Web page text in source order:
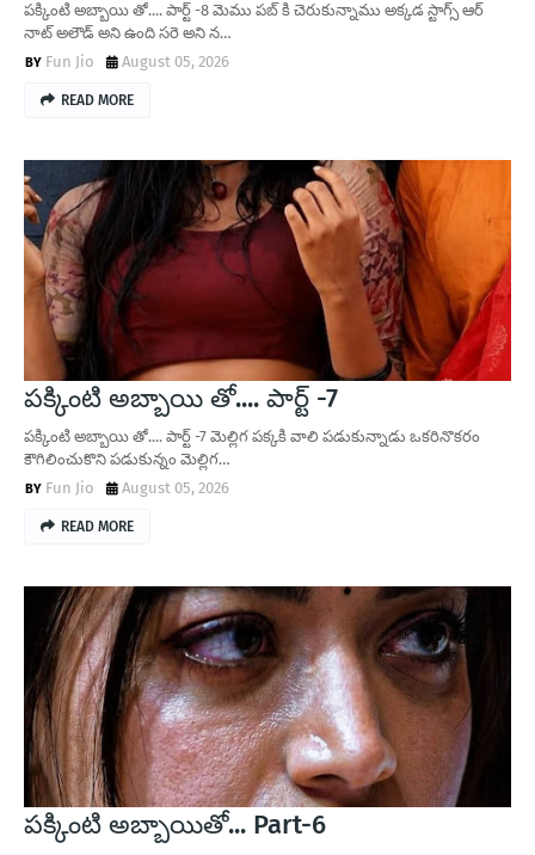
పక్కింటి అబ్బాయి తో.... పార్ట్ -8 మెము పబ్ కి చెరుకున్నాము అక్కడ స్టాగ్స్ ఆర్
నాట్ అలౌడ్ అని ఉంది సరె అని న…
Fun Jio
August 05, 2026
READ MORE
పక్కింటి అబ్బాయి తో.... పార్ట్ -7
పక్కింటి అబ్బాయి తో.... పార్ట్ -7 మెల్లిగ పక్కకి వాలి పడుకున్నాడు ఒకరినొకరం
కౌగిలించుకొని పడుకున్నం మెల్లిగ…
Fun Jio
August 05, 2026
READ MORE
పక్కింటి అబ్బాయితో... Part-6